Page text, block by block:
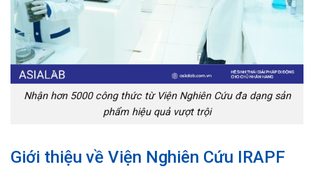
Nhận hơn 5000 công thức từ Viện Nghiên Cứu đa dạng sản
phẩm hiệu quả vượt trội
Giới thiệu về Viện Nghiên Cứu IRAPF